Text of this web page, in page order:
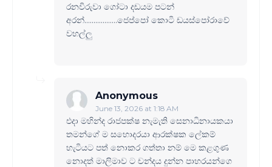
රනවිරුවා ගෝටා දඩයම පටන්
අරන්..................ජෙප්පෝ කොටි ඩයස්පෝරාවේ
වහල්ලු
Anonymous
June 13, 2026 at 1:18 AM
එදා මහින්ද රාජපක්ෂ නැමැති සෙනාධිනායකයා
තමන්ගේ ම සහොදරයා ආරක්ෂක ලේකම්
හැටියට පත් නොකර ගත්තා නම් මෙ කළගුණ
නොදත් මාලිමාව ට චන්දය දුන්න පාහරයන්ගෙ